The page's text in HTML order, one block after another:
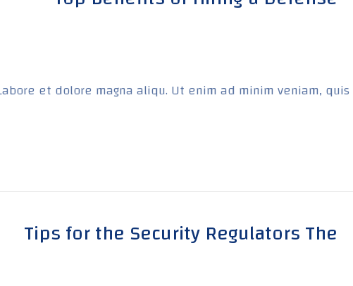
et dolore magna aliqu. Ut enim ad minim veniam,
Tips for the Security Regulators The